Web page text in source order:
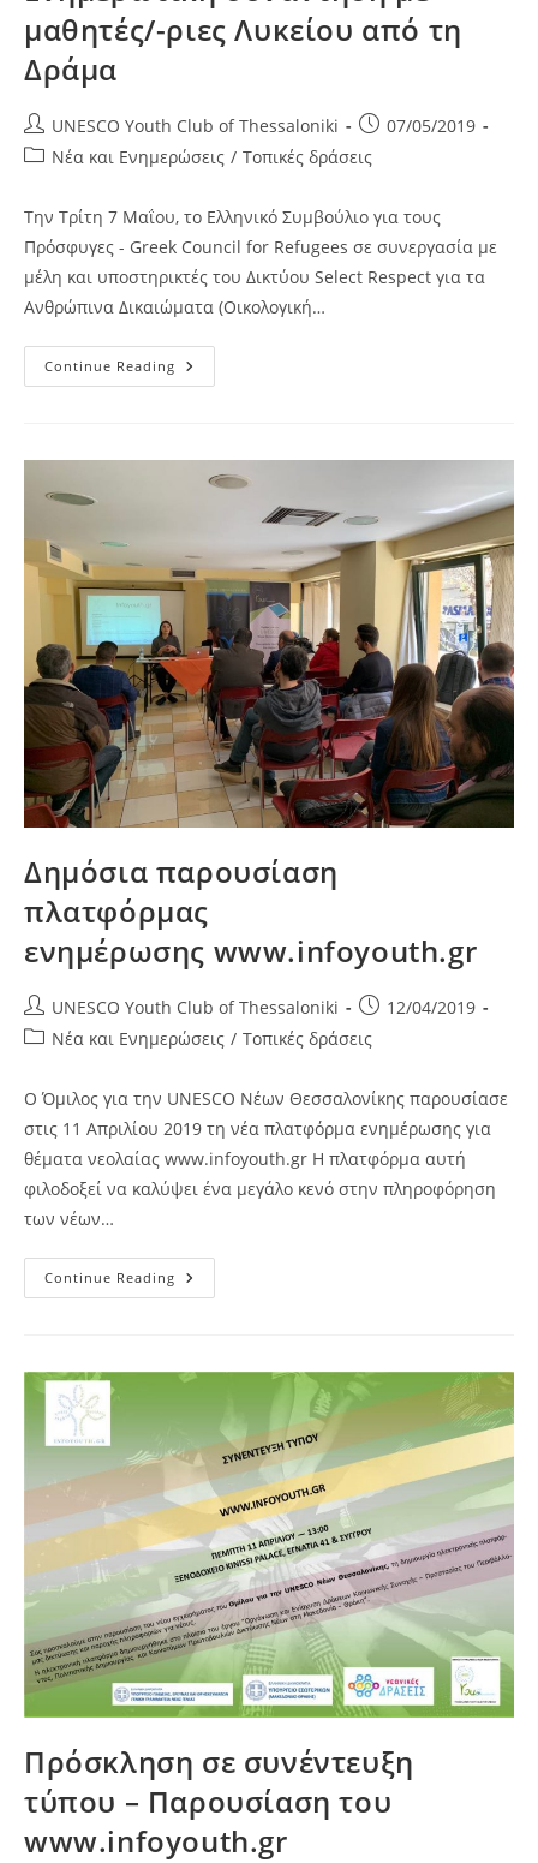
μαθητές/-ριες Λυκείου από τη
Δράμα
Post
author:
UNESCO Youth Club of Thessaloniki
Post
published:
07/05/2019
PostΝέα και Ενημερώσεις / Τοπικές δράσεις
Την Τρίτη 7 Μαΐου, το Ελληνικό Συμβούλιο για τους
Πρόσφυγες - Greek Council for Refugees σε συνεργασία με
μέλη και υποστηρικτές του Δικτύου Select Respect για τα
Ανθρώπινα Δικαιώματα (Οικολογική…
Continue Reading Ενημερωτική
Συνάντηση
Από
Δημόσια παρουσίαση
πλατφόρμας
ενημέρωσης www.infoyouth.gr
Post
author:
UNESCO Youth Club of Thessaloniki
Post
published:
12/04/2019
PostΝέα και Ενημερώσεις / Τοπικές δράσεις
Ο Όμιλος για την UNESCO Νέων Θεσσαλονίκης παρουσίασε
στις 11 Απριλίου 2019 τη νέα πλατφόρμα ενημέρωσης για
θέματα νεολαίας www.infoyouth.gr Η πλατφόρμα αυτή
φιλοδοξεί να καλύψει ένα μεγάλο κενό στην πληροφόρηση
των νέων…
Continue Reading Δημόσια
Παρουσίαση
Πρόσκληση σε συνέντευξη
τύπου – Παρουσίαση του
www.infoyouth.gr